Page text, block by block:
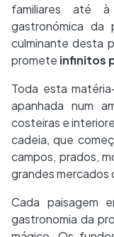
familiares até à
gastronómica da
culminante desta
promete infinitos
Toda esta
apanhada num
costeiras e
cadeia, que
campos, prados,
grandes mercados
Cada paisagem
gastronomia da